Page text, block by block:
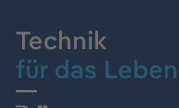
Technik
für das Leben